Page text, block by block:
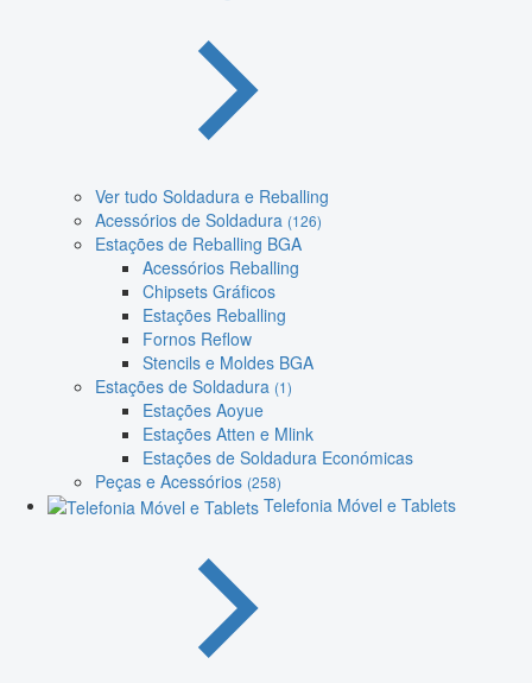
Ver tudo Soldadura e Reballing
Acessórios de Soldadura (126)
Estações de Reballing BGA
Acessórios Reballing
Chipsets Gráficos
Estações Reballing
Fornos Reflow
Stencils e Moldes BGA
Estações de Soldadura (1)
Estações Aoyue
Estações Atten e Mlink
Estações de Soldadura Económicas
Peças e Acessórios (258)
Telefonia Móvel e Tablets